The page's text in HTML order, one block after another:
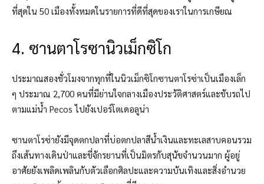
ที่สุดใน 50 เมืองทั้งหมดในรายการที่ดีที่สุดของเราในการเกษียณ
4. ซานตาโรซานิวเม็กซิโก
ประมาณสองชั่วโมงจากทุกที่ในนิวเม็กซิโกซานตาโรซ่าเป็นเมืองเล็ก
ๆ ประมาณ 2,700 คนที่มีย่านใจกลางเมืองประวัติศาสตร์และขับรถไป
ตามแม่น้ำ Pecos ไปยังเปอร์โตเดอลูน่า
ซานตาโรซ่ายังมีจุดตกปลาที่บ่อตกปลาสีน้ำเงินและทะเลสาบคอนรวม
ถึงเส้นทางเดินป่าและขี่จักรยานที่เป็นมิตรกับสุนัขจำนวนมาก ผู้อยู่
อาศัยยังเพลิดเพลินกับตัวเลือกศิลปะและความบันเทิงและสิ่งอำนวย